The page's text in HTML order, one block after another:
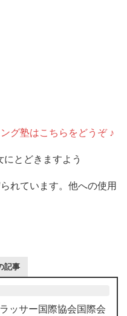
グ塾はこちらをどうぞ ♪
とどきますよう
れています。他への使用
記事
ッサー国際協会国際会